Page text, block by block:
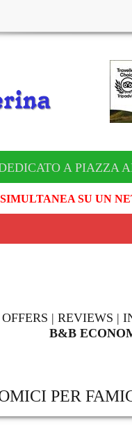
A PIAZZA
SIMULTANEA SU UN
OFFERS | REVIEWS |
B&B
PER